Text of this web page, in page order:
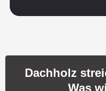
Dachholz
Was